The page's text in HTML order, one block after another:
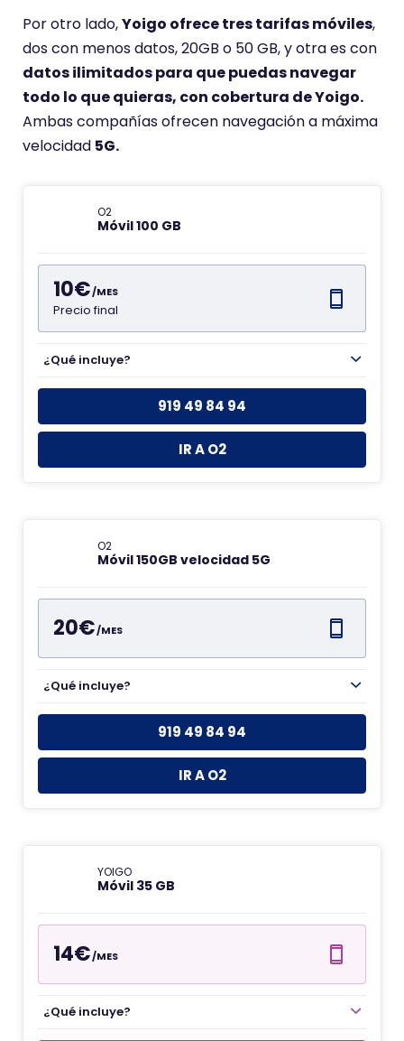
Por otro lado,Yoigo ofrece tres tarifas móviles,
dos con menos datos, 20GB o 50 GB, y otra es con
datos ilimitados para que puedas navegar
todo lo que quieras, con cobertura de Yoigo.
Ambas compañías ofrecen navegación a máxima
velocidad 5G.
O2
Móvil 100 GB
10€/MES
Precio final
¿Qué incluye?
919 49 84 94
IR A O2
O2
Móvil 150GB velocidad 5G
20€/MES
¿Qué incluye?
919 49 84 94
IR A O2
YOIGO
Móvil 35 GB
14€/MES
¿Qué incluye?